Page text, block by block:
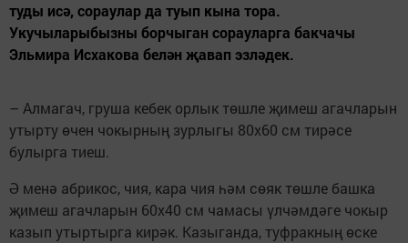
туды исә, сораулар да туып кына тора.
Укучыларыбызны борчыган сорауларга бакчачы
Эльмира Исхакова белән җавап эзләдек.
– Алмагач, груша кебек орлык төшле җимеш агачларын
утырту өчен чокырның зурлыгы 80х60 см тирәсе
булырга тиеш.
Ә менә абрикос, чия, кара чия һәм сөяк төшле башка
җимеш агачларын 60х40 см чамасы үлчәмдәге чокыр
казып утыртырга кирәк. Казыганда, туфракның өске